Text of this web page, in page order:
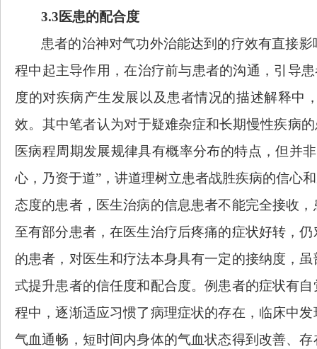
3.3医患的配合度
患者的治神对气功外治能达到的疗效有直接
程中起主导作用，在治疗前与患者的沟通，引导
度的对疾病产生发展以及患者情况的描述解释中
效。其中笔者认为对于疑难杂症和长期慢性疾病
医病程周期发展规律具有概率分布的特点，但并
心，乃资于道”，讲道理树立患者战胜疾病的信心
态度的患者，医生治病的信息患者不能完全接收
至有部分患者，在医生治疗后疼痛的症状好转，
的患者，对医生和疗法本身具有一定的接纳度，
式提升患者的信任度和配合度。例患者的症状有
程中，逐渐适应习惯了病理症状的存在，临床中
气血通畅，短时间内身体的气血状态得到改善、